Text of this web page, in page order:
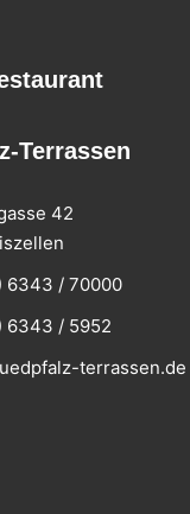
Terrassen
42
6343 / 70000
6343 / 5952
terrassen.de